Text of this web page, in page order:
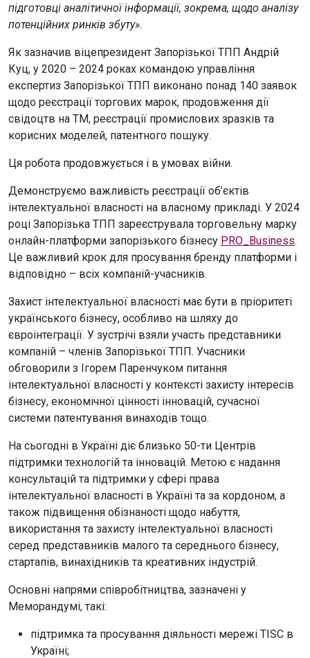
підготовці аналітичної інформації, зокрема, щодо аналізу
потенційних ринків збуту».
Як зазначив віцепрезидент Запорізької ТПП Андрій
Куц, у 2020 – 2024 роках командою управління
експертиз Запорізької ТПП виконано понад 140 заявок
щодо реєстрації торгових марок, продовження дії
свідоцтв на ТМ, реєстрації промислових зразків та
корисних моделей, патентного пошуку.
Ця робота продовжується і в умовах війни.
Демонструємо важливість реєстрації об’єктів
інтелектуальної власності на власному прикладі. У 2024
році Запорізька ТПП зареєструвала торговельну марку
онлайн-платформи запорізького бізнесу PRO_Business.
Це важливий крок для просування бренду платформи і
відповідно – всіх компаній-учасників.
Захист інтелектуальної власності має бути в пріоритеті
українського бізнесу, особливо на шляху до
євроінтеграції. У зустрічі взяли участь представники
компаній – членів Запорізької ТПП. Учасники
обговорили з Ігорем Паренчуком питання
інтелектуальної власності у контексті захисту інтересів
бізнесу, економічної цінності інновацій, сучасної
системи патентування винаходів тощо.
На сьогодні в Україні діє близько 50-ти Центрів
підтримки технологій та інновацій. Метою є надання
консультацій та підтримки у сфері права
інтелектуальної власності в Україні та за кордоном, а
також підвищення обізнаності щодо набуття,
використання та захисту інтелектуальної власності
серед представників малого та середнього бізнесу,
стартапів, винахідників та креативних індустрій.
Основні напрями співробітництва, зазначені у
Меморандумі, такі:
підтримка та просування діяльності мережі TISC в
Україні;